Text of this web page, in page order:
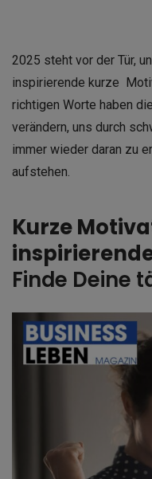
2025 steht vor der Tür,
inspirierende kurze
richtigen Worte haben
verändern, uns durch
immer wieder daran zu
aufstehen.
Kurze
Finde Deine